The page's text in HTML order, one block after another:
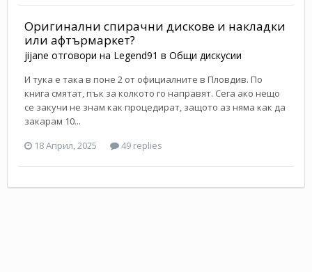
Оригинални спирачни дискове и накладки
или афтърмаркет?
jijane отговори на Legend91 в Общи дискусии
И тука е така в поне 2 от официалните в Пловдив. По
книга смятат, пък за колкото го направят. Сега ако нещо
се закучи не знам как процедират, защото аз няма как да
закарам 10...
18 Април, 2025
49 replies